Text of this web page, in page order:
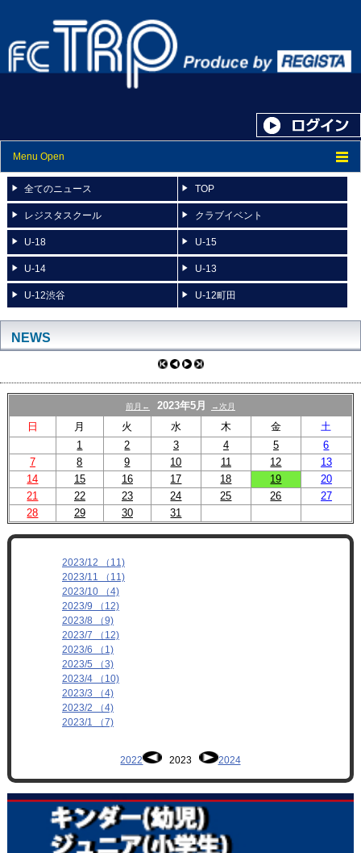
Menu Open
トップ
ニュース
スケジュール
スタッフ紹介
プロフィール
リンク
全てのニュース TOP
レジスタスクール クラブイベント
U-18 U-15
U-14 U-13
U-12渋谷 U-12町田
NEWS
前月← 2023年5月 →次月
日 月 火 水 木 金
土
1
2 3 4 5
6
7
8 9 10 11 12
13
14
15 16 17 18 19
20
21
22 23 24 25 26
27
28
29 30 31
2023/12 （11)
2023/11 （11)
2023/10 （4)
2023/9 （12)
2023/8 （9)
2023/7 （12)
2023/6 （1)
2023/5 （3)
2023/4 （10)
2023/3 （4)
2023/2 （4)
2023/1 （7)
2022 2023 2024